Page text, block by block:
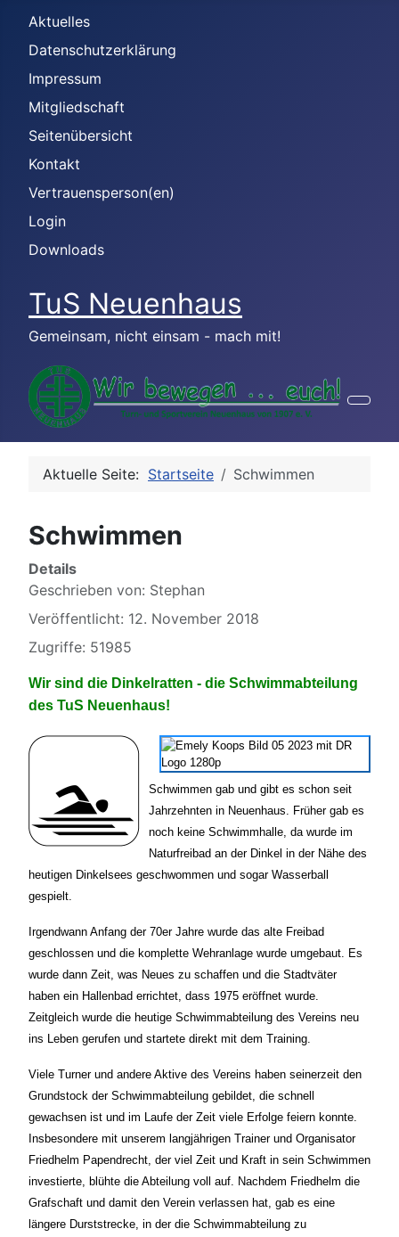
Aktuelles
Datenschutzerklärung
Impressum
Mitgliedschaft
Seitenübersicht
Kontakt
Vertrauensperson(en)
Login
Downloads
TuS Neuenhaus
Gemeinsam, nicht einsam - mach mit!
Aktuelle Seite: Startseite Schwimmen
Schwimmen
Details
Geschrieben von: Stephan
Veröffentlicht: 12. November 2018
Zugriffe: 51985
Wir sind die Dinkelratten - die Schwimmabteilung
des TuS Neuenhaus!
Schwimmen gab und gibt es schon seit
Jahrzehnten in Neuenhaus. Früher gab es
noch keine Schwimmhalle, da wurde im
Naturfreibad an der Dinkel in der Nähe des
heutigen Dinkelsees geschwommen und sogar Wasserball
gespielt.
Irgendwann Anfang der 70er Jahre wurde das alte Freibad
geschlossen und die komplette Wehranlage wurde umgebaut. Es
wurde dann Zeit, was Neues zu schaffen und die Stadtväter
haben ein Hallenbad errichtet, dass 1975 eröffnet wurde.
Zeitgleich wurde die heutige Schwimmabteilung des Vereins neu
ins Leben gerufen und startete direkt mit dem Training.
Viele Turner und andere Aktive des Vereins haben seinerzeit den
Grundstock der Schwimmabteilung gebildet, die schnell
gewachsen ist und im Laufe der Zeit viele Erfolge feiern konnte.
Insbesondere mit unserem langjährigen Trainer und Organisator
Friedhelm Papendrecht, der viel Zeit und Kraft in sein Schwimmen
investierte, blühte die Abteilung voll auf. Nachdem Friedhelm die
Grafschaft und damit den Verein verlassen hat, gab es eine
längere Durststrecke, in der die Schwimmabteilung zu